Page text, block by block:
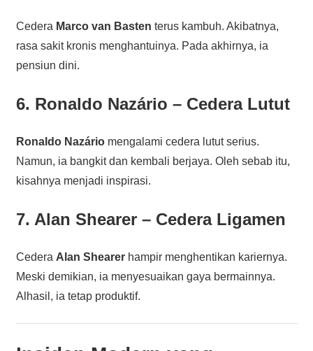
Cedera Marco van Basten terus kambuh. Akibatnya,
rasa sakit kronis menghantuinya. Pada akhirnya, ia
pensiun dini.
6. Ronaldo Nazário – Cedera Lutut
Ronaldo Nazáriomengalami cedera lutut serius.
Namun, ia bangkit dan kembali berjaya. Oleh sebab itu,
kisahnya menjadi inspirasi.
7. Alan Shearer – Cedera Ligamen
Cedera Alan Shearerhampir menghentikan kariernya.
Meski demikian, ia menyesuaikan gaya bermainnya.
Alhasil, ia tetap produktif.